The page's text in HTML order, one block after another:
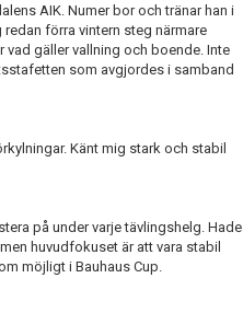
AIK. Numer bor och tränar han i
förra vintern steg närmare
vad gäller vallning och boende. Inte
som avgjordes i samband
Känt mig stark och stabil
på under varje tävlingshelg. Hade
huvudfokuset är att vara stabil
möjligt i Bauhaus Cup.